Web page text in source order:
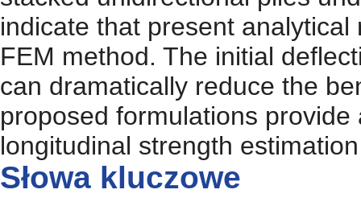
indicate that present
FEM method. The initial
can dramatically reduce the
proposed formulations
longitudinal strength
Słowa kluczowe